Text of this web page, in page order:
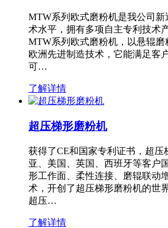
MTW系列欧式磨粉机是我公司
术水平，拥有多项自主专利技术
MTW系列欧式磨粉机，以悬辊磨
欧洲先进制造技术，它能满足客
可…
了解详情
超压梯形磨粉机
获得了CE和国家专利证书，超压
亚、美国、英国、西班牙等客户
形工作面、柔性连接、磨辊联动
术，开创了超压梯形磨粉机的世
超压…
了解详情